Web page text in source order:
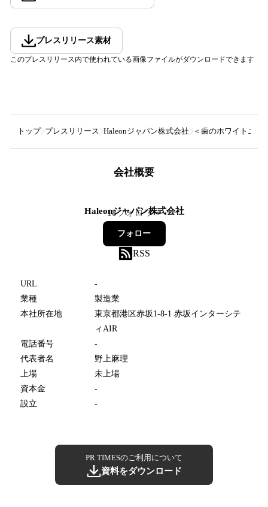
プレスリリース素材
このプレスリリース内で使われている画像ファイルがダウンロードできます
トップ プレスリリース Haleonジャパン株式会社 ＜歯のホワイトニ
会社概要
Haleonジャパン株式会社
18フォロワー
フォロー
RSS
URL
-
業種
製造業
本社所在地
東京都港区赤坂1-8-1 赤坂インターシテ
ィAIR
電話番号
-
代表者名
野上麻理
上場
未上場
資本金
-
設立
-
PR TIMESのご利用について
資料をダウンロード